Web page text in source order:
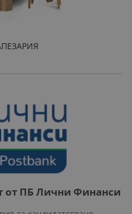
от ПБ Лични Финанси